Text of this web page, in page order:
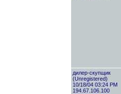
дилер-скупщик
(Unregistered)
10/18/04 03:24 PM
194.67.106.100